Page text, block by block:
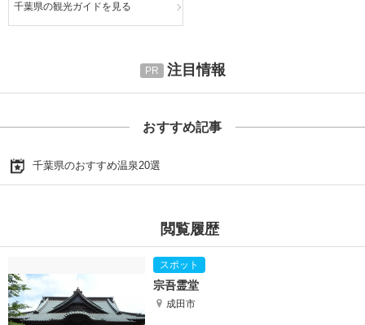
千葉県の観光ガイドを見る
注目情報
おすすめ記事
千葉県のおすすめ温泉20選
閲覧履歴
宗吾霊堂
成田市